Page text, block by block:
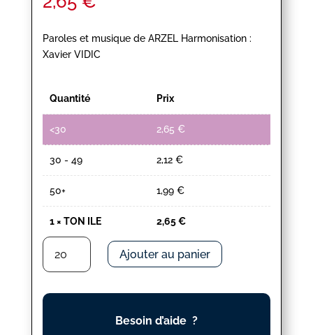
Paroles et musique de ARZEL Harmonisation :
Xavier VIDIC
Quantité Prix
<30 2,65 €
30 - 49 2,12 €
50+ 1,99 €
1× TON ILE 2,65€
quantité
TON
ILE
Ajouter au panier
Besoin d’aide ?